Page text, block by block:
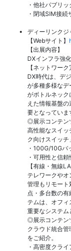
・他社パブリ
・閉域SIM接
ディーリンク
【Webサイト】
【出展内容】
DXインフラ強
【ネットワー
DX時代は、デ
が多種多様なデ
がボトルネッ
えた情報基盤
要となっていま
◎展示コンテン
高性能なスイッ
ク向けスイッチ
・100G/10Gバ
・可用性と信
【有線・無線
テレワークや
管理もリモー
点・多台数の
テムは、オフィ
重要なシステム
◎展示コンテン
クラウド統合
をご紹介。
・高密度クラ